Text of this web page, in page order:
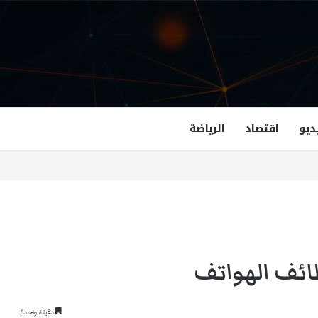
اقتصاد الرياضة
دقيقة واحدة